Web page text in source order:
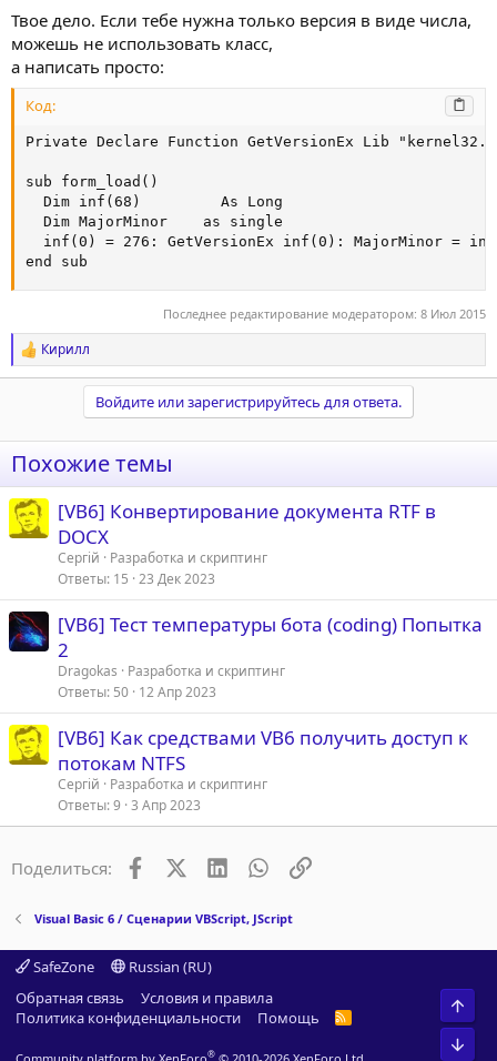
Твое дело. Если тебе нужна только версия в виде числа,
можешь не использовать класс,
а написать просто:
Код:
Private Declare Function GetVersionEx Lib
sub form_load()
  Dim inf(68)         As Long
  Dim MajorMinor    as single
inf(0) = 276: GetVersionEx inf(0): MajorMinor =
end sub
Последнее редактирование модератором: 8 Июл 2015
Р
е
и
и
Кирилл
Войдите или зарегистрируйтесь для ответа.
Похожие темы
[VB6] Конвертирование документа RTF в
DOCX
Сергій
Разработка и скриптинг
Ответы 15 23 Дек 2023
[VB6] Тест температуры бота (coding) Попытка
2
Dragokas
Разработка и скриптинг
Ответы 50 12 Апр 2023
[VB6] Как средствами VB6 получить доступ к
потокам NTFS
Сергій
Разработка и скриптинг
Ответы 9 3 Апр 2023
Поделиться: FacebookX (Twitter)
LinkedInWhatsAppСсылка
Visual Basic 6 / Сценарии VBScript, JScript
SafeZone
Russian (RU)
Обратная связь
Условия и правила
Политика конфиденциальности
Помощь
R
Community platform by XenForo® © 2010-2026 XenForo Ltd.